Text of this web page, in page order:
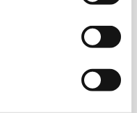
z marchewką i